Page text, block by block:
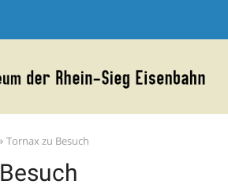
Tornax zu Besuch